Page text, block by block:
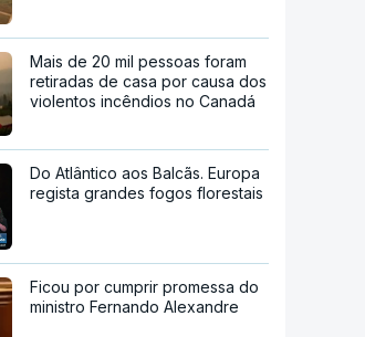
Mais de 20 mil pessoas foram
retiradas de casa por causa dos
violentos incêndios no Canadá
Do Atlântico aos Balcãs. Europa
regista grandes fogos florestais
Ficou por cumprir promessa do
ministro Fernando Alexandre